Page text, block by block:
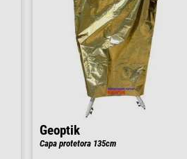
Geoptik
Capa protetora 135cm